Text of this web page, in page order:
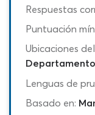
Respuestas
Puntuación
Ubicaciones
Lenguas de
Basado en: